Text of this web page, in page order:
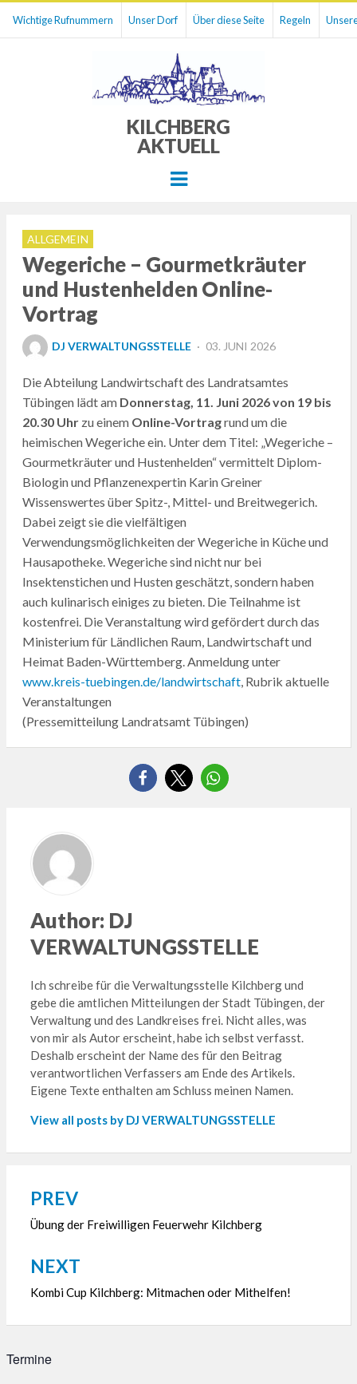
Wichtige Rufnummern Unser Dorf Über diese Seite Regeln
KILCHBERG
AKTUELL
Menu
ALLGEMEIN
Wegeriche – Gourmetkräuter
und Hustenhelden Online-
Vortrag
DJ VERWALTUNGSSTELLE
POSTED
03. JUNI 2026
Die Abteilung Landwirtschaft des Landratsamtes
Tübingen lädt am Donnerstag, 11. Juni 2026 von 19 bis
20.30 Uhrzu einem Online-Vortragrund um die
heimischen Wegeriche ein. Unter dem Titel: „Wegeriche –
Gourmetkräuter und Hustenhelden“ vermittelt Diplom-
Biologin und Pflanzenexpertin Karin Greiner
Wissenswertes über Spitz-, Mittel- und Breitwegerich.
Dabei zeigt sie die vielfältigen
Verwendungsmöglichkeiten der Wegeriche in Küche und
Hausapotheke. Wegeriche sind nicht nur bei
Insektenstichen und Husten geschätzt, sondern haben
auch kulinarisch einiges zu bieten. Die Teilnahme ist
kostenfrei. Die Veranstaltung wird gefördert durch das
Ministerium für Ländlichen Raum, Landwirtschaft und
Heimat Baden-Württemberg. Anmeldung unter
www.kreis-tuebingen.de/landwirtschaft, Rubrik aktuelle
Veranstaltungen
(Pressemitteilung Landratsamt Tübingen)
Author: DJ
VERWALTUNGSSTELLE
Ich schreibe für die Verwaltungsstelle Kilchberg und
gebe die amtlichen Mitteilungen der Stadt Tübingen, der
Verwaltung und des Landkreises frei. Nicht alles, was
von mir als Autor erscheint, habe ich selbst verfasst.
Deshalb erscheint der Name des für den Beitrag
verantwortlichen Verfassers am Ende des Artikels.
Eigene Texte enthalten am Schluss meinen Namen.
View all posts by DJ VERWALTUNGSSTELLE
Beitragsnavigation
PREV
Übung der Freiwilligen Feuerwehr Kilchberg
NEXT
Kombi Cup Kilchberg: Mitmachen oder Mithelfen!
Termine